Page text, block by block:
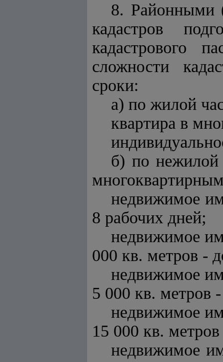
8. Районными
кадастров
кадастрового
сложности
сроки:
а) по жилой
квартира в
б) по нежилой
недвижимое
8 рабочих дней;
недвижимое
000 кв. метров -
недвижимое
5 000 кв. метров
недвижимое
15 000 кв.
недвижимое